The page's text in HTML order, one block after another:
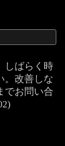
しばらく時
。改善しな
でお問い合